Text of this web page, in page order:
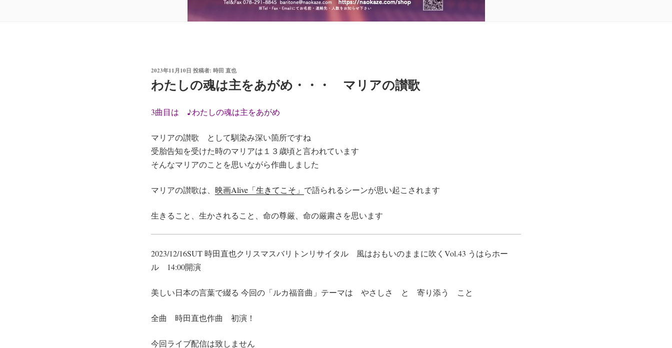
投
稿
日:
2023年11月10日 投稿者: 時田 直也
わたしの魂は主をあがめ・・・ マリアの讃歌
3曲目は ♪わたしの魂は主をあがめ
マリアの讃歌 として馴染み深い箇所ですね
受胎告知を受けた時のマリアは１３歳頃と言われています
そんなマリアのことを思いながら作曲しました
マリアの讃歌は、 映画Alive「生きてこそ」 で語られるシーンが思い起こされます
生きること、生かされること、命の尊厳、命の厳粛さを思います
2023/12/16SUT 時田直也クリスマスバリトンリサイタル 風はおもいのままに吹くVol.43 うはらホー
ル 14:00開演
美しい日本の言葉で綴る 今回の「ルカ福音曲」テーマは やさしさ と 寄り添う こと
全曲 時田直也作曲 初演！
今回ライブ配信は致しません